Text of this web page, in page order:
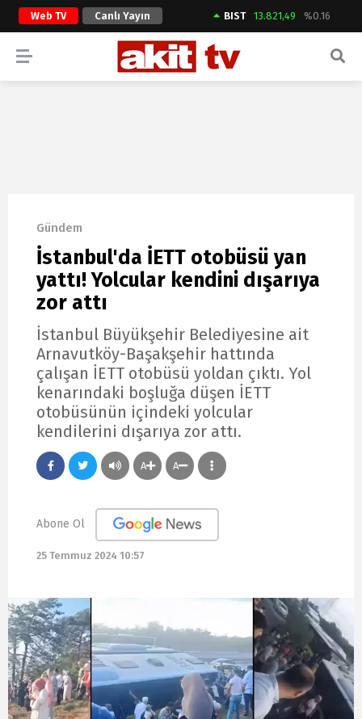
Web TV Canlı Yayın BIST 13.821,49 %0.16
ARAMA YAP
Gündem
İstanbul'da İETT otobüsü yan
yattı! Yolcular kendini dışarıya
zor attı
İstanbul Büyükşehir Belediyesine ait
Arnavutköy-Başakşehir hattında
çalışan İETT otobüsü yoldan çıktı. Yol
kenarındaki boşluğa düşen İETT
otobüsünün içindeki yolcular
kendilerini dışarıya zor attı.
A A
Abone Ol
25 Temmuz 2024 10:57